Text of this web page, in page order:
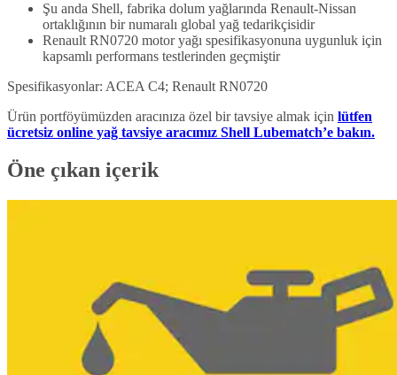
Şu anda Shell, fabrika dolum yağlarında Renault-Nissan
ortaklığının bir numaralı global yağ tedarikçisidir
Renault RN0720 motor yağı spesifikasyonuna uygunluk için
kapsamlı performans testlerinden geçmiştir
Spesifikasyonlar: ACEA C4; Renault RN0720
Ürün portföyümüzden aracınıza özel bir tavsiye almak için lütfen
ücretsiz online yağ tavsiye aracımız Shell Lubematch’e bakın.
Öne çıkan içerik